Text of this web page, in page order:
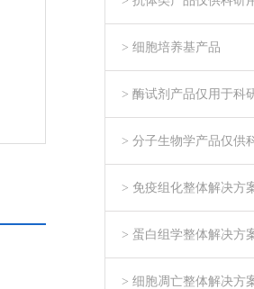
> 细胞培养基产品
> 酶试剂产品仅用于科
> 分子生物学产品仅供
> 免疫组化整体解决方
> 蛋白组学整体解决方
> 细胞凋亡整体解决方